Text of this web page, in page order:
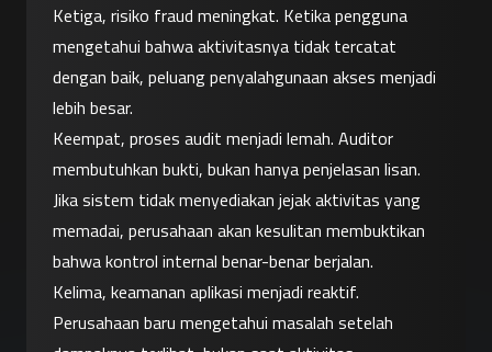
Ketiga, risiko fraud meningkat. Ketika pengguna
mengetahui bahwa aktivitasnya tidak tercatat
dengan baik, peluang penyalahgunaan akses menjadi
lebih besar.
Keempat, proses audit menjadi lemah. Auditor
membutuhkan bukti, bukan hanya penjelasan lisan.
Jika sistem tidak menyediakan jejak aktivitas yang
memadai, perusahaan akan kesulitan membuktikan
bahwa kontrol internal benar-benar berjalan.
Kelima, keamanan aplikasi menjadi reaktif.
Perusahaan baru mengetahui masalah setelah